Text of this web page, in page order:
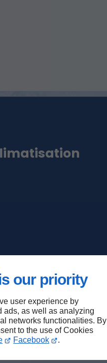
our priority
user experience by
ads, as well as analyzing
networks functionalities. By
to the use of Cookies
Facebook .